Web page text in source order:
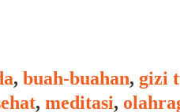
, buah-buahan, gizi
, meditasi,